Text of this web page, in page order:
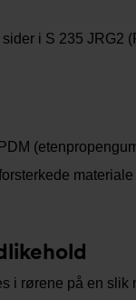
i S 235 JRG2
i rørene på en